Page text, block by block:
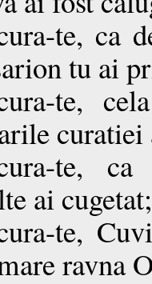
te, ca
tu ai
te,
te, ca
ai cugetat;
te,
ravna